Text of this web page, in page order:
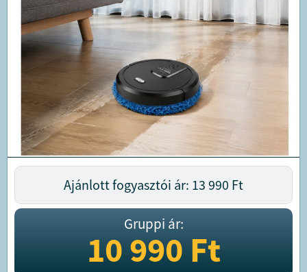
Ajánlott fogyasztói ár: 13 990 Ft
Gruppi ár:
10 990Ft